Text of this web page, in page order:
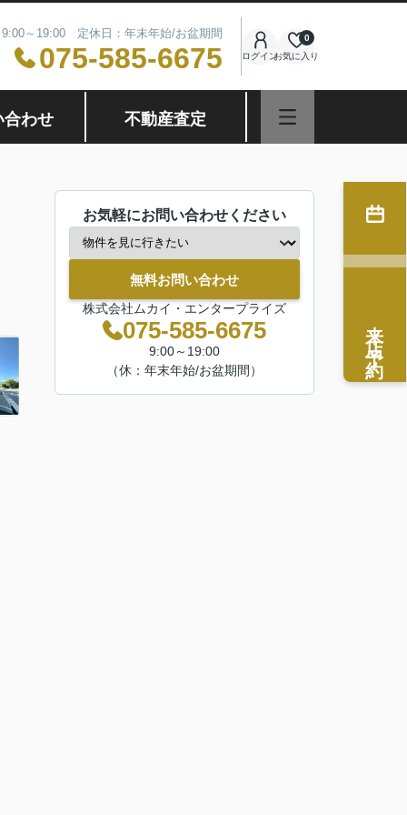
～19:00 定休日：年末年始/お盆期間
075-585-6675 ログインお気に入り
0
合わせ 不動産査定
お気軽にお問い合わせください
無料お問い合わせ
株式会社ムカイ・エンタープライズ
075-585-6675
9:00～19:00
（休：年末年始/お盆期間）
来店予約